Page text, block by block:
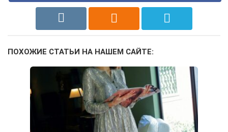
ПОХОЖИЕ СТАТЬИ НА НАШЕМ САЙТЕ: